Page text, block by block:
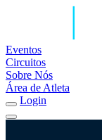
Eventos
Circuitos
Sobre Nós
Área de Atleta
Login